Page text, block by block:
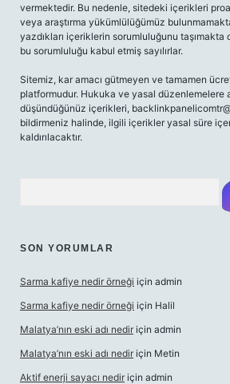
vermektedir. Bu nedenle, sitedeki içerikleri
veya araştırma yükümlülüğümüz
yazdıkları içeriklerin sorumluluğunu
bu sorumluluğu kabul etmiş sayılırlar.
Sitemiz, kar amacı gütmeyen ve tamamen
platformudur. Hukuka ve yasal düzenlemelere
düşündüğünüz içerikleri,
bildirmeniz halinde, ilgili içerikler yasal süre
kaldırılacaktır.
SON YORUMLAR
Sarma kafiye nedir örneği için admin
Sarma kafiye nedir örneği için Halil
Malatya’nın eski adı nedir için admin
Malatya’nın eski adı nedir için Metin
Aktif enerji sayacı nedir için admin